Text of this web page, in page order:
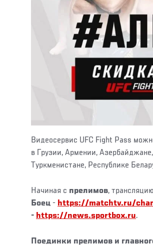
Видеосервис UFC Fight Pass
в Грузии, Армении,
Туркменистане, Республике
Начиная с прелимов,
Боец - https://matchtv.ru/
- https://news.sportbox.ru.
Поединки прелимов и